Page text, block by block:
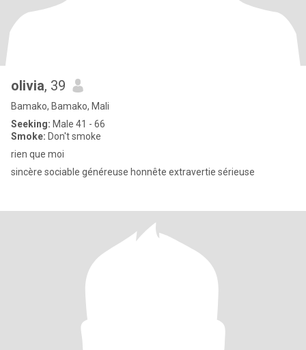
olivia, 39
Bamako, Bamako, Mali
Seeking: Male 41 - 66
Smoke: Don't smoke
rien que moi
sincère sociable généreuse honnête extravertie sérieuse